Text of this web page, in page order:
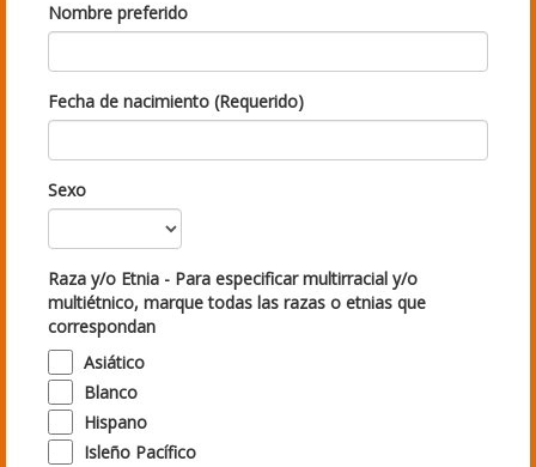
Nombre preferido
Fecha de nacimiento (Requerido)
Sexo
Raza y/o Etnia - Para especificar multirracial y/o
multiétnico, marque todas las razas o etnias que
correspondan
Asiático
Blanco
Hispano
Isleño Pacífico